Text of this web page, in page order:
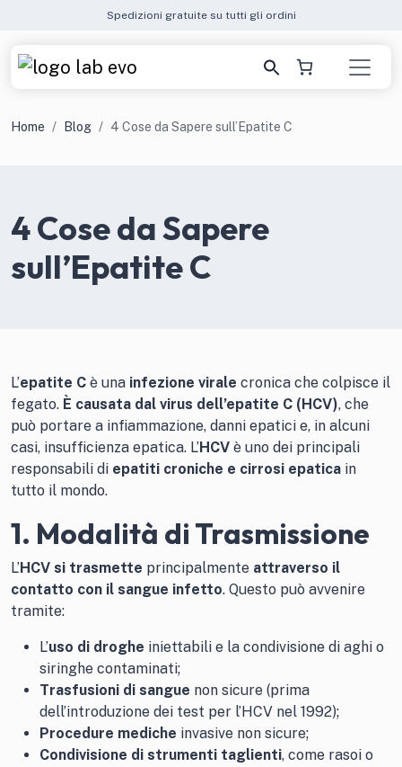
Spedizioni gratuite su tutti gli ordini
Home Blog 4 Cose da Sapere sull’Epatite C
4 Cose da Sapere
sull’Epatite C
L’epatite C è una infezione virale cronica che colpisce il
fegato. È causata dal virus dell’epatite C (HCV), che
può portare a infiammazione, danni epatici e, in alcuni
casi, insufficienza epatica. L’HCV è uno dei principali
responsabili di epatiti croniche e cirrosi epatica in
tutto il mondo.
1. Modalità di Trasmissione
L’HCV si trasmette principalmente attraverso il
contatto con il sangue infetto. Questo può avvenire
tramite:
L’uso di droghe iniettabili e la condivisione di aghi o
siringhe contaminati;
Trasfusioni di sangue non sicure (prima
dell’introduzione dei test per l’HCV nel 1992);
Procedure mediche invasive non sicure;
Condivisione di strumenti taglienti, come rasoi o